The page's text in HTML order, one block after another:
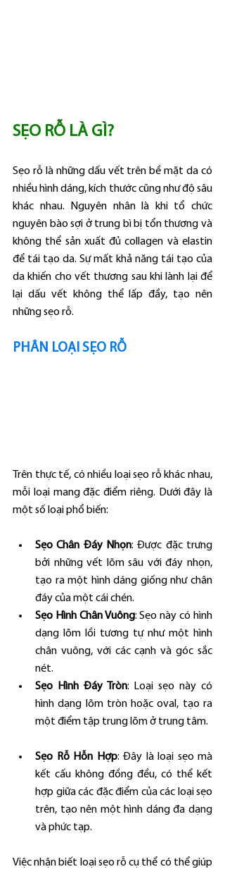
SẸO RỖ LÀ GÌ?
Sẹo rỗ là những dấu vết trên bề mặt da có
nhiều hình dáng, kích thước cũng như độ sâu
khác nhau. Nguyên nhân là khi tổ chức
nguyên bào sợi ở trung bì bị tổn thương và
không thể sản xuất đủ collagen và elastin
để tái tạo da. Sự mất khả năng tái tạo của
da khiến cho vết thương sau khi lành lại để
lại dấu vết không thể lấp đầy, tạo nên
những sẹo rỗ.
PHÂN LOẠI SẸO RỖ
Trên thực tế, có nhiều loại sẹo rỗ khác nhau,
mỗi loại mang đặc điểm riêng. Dưới đây là
một số loại phổ biến:
Sẹo Chân Đáy Nhọn: Được đặc trưng
bởi những vết lõm sâu với đáy nhọn,
tạo ra một hình dáng giống như chân
đáy của một cái chén.
Sẹo Hình Chân Vuông: Sẹo này có hình
dạng lõm lồi tương tự như một hình
chân vuông, với các cạnh và góc sắc
nét.
Sẹo Hình Đáy Tròn: Loại sẹo này có
hình dạng lõm tròn hoặc oval, tạo ra
một điểm tập trung lõm ở trung tâm.
Sẹo Rỗ Hỗn Hợp: Đây là loại sẹo mà
kết cấu không đồng đều, có thể kết
hợp giữa các đặc điểm của các loại sẹo
trên, tạo nên một hình dáng đa dạng
và phức tạp.
Việc nhận biết loại sẹo rỗ cụ thể có thể giúp